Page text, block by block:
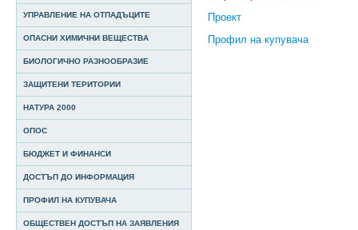
УПРАВЛЕНИЕ НА ОТПАДЪЦИТЕ
ОПАСНИ ХИМИЧНИ ВЕЩЕСТВА
БИОЛОГИЧНО РАЗНООБРАЗИЕ
ЗАЩИТЕНИ ТЕРИТОРИИ
НАТУРА 2000
ОПОС
БЮДЖЕТ И ФИНАНСИ
ДОСТЪП ДО ИНФОРМАЦИЯ
ПРОФИЛ НА КУПУВАЧА
ОБЩЕСТВЕН ДОСТЪП НА ЗАЯВЛЕНИЯ
Проект
Профил на купувача